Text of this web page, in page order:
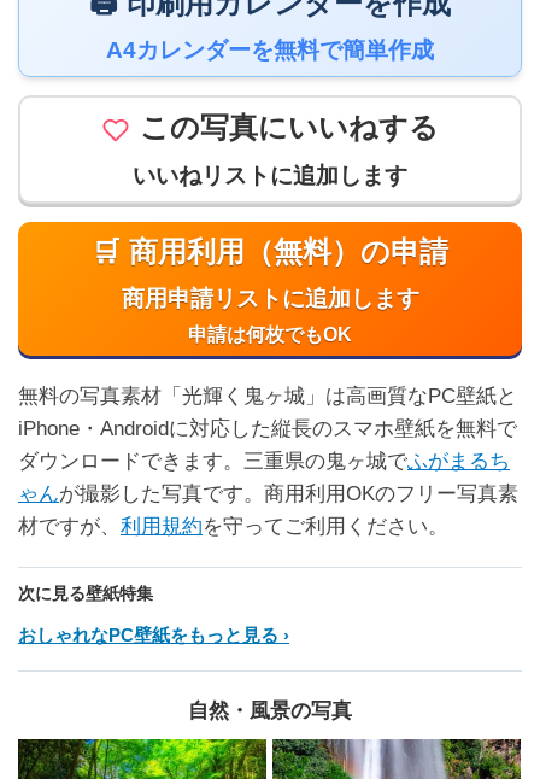
A4カレンダーを無料で簡単作成
この写真にいいねする
いいねリストに追加します
🛒 商用利用（無料）の申請
商用申請リストに追加します
申請は何枚でもOK
無料の写真素材「光輝く鬼ヶ城」は高画質なPC壁紙と
iPhone・Androidに対応した縦長のスマホ壁紙を無料で
ダウンロードできます。三重県の鬼ヶ城でふがまるち
ゃんが撮影した写真です。商用利用OKのフリー写真素
材ですが、 利用規約を守ってご利用ください。
次に見る壁紙特集
おしゃれなPC壁紙をもっと見る
自然・風景の写真